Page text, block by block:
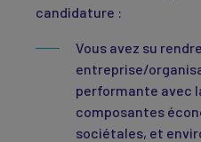
candidature :
Vous avez su
entreprise/
performante avec
composantes
sociétales, et